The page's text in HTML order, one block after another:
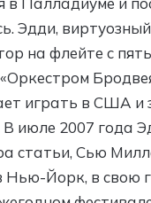
Эдди, виртуозный
на флейте с
играть в США и
июле 2007 года
статьи, Сью
Нью-Йорк, в свою